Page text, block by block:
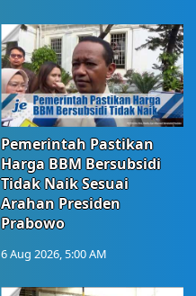
Pemerintah Pastikan
Harga BBM Bersubsidi
Tidak Naik Sesuai
Arahan Presiden
Prabowo
6 Aug 2026, 5:00 AM